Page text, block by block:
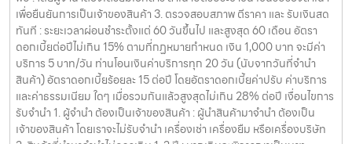
เพื่อยืนยันการเป็นเจ้าของสินค้า 3. ตรวจสอบสภาพ ตีราคา และ รับเงินสด
ทันที : ระยะเวลาผ่อนชำระตั้งแต่ 60 วันขึ้นไป และสูงสุด 60 เดือน อัตรา
ดอกเบี้ยต่อปีไม่เกิน 15% ตามที่กฏหมายกำหนด เงิน 1,000 บาท จะมีค่า
บริการ 5 บาท/วัน ท่านโอนเงินค่าบริการทุก 20 วัน (นับจากวันที่จำนำ
สินค้า) อัตราดอกเบี้ยร้อยละ 15 ต่อปี โดยอัตราดอกเบี้ยค่าปรับ ค่าบริการ
และค่าธรรมเนียม ใดๆ เมื่อรวมกันแล้วสูงสุดไม่เกิน 28% ต่อปี เงื่อนไขการ
รับจำนำ 1. ผู้จำนำ ต้องเป็นเจ้าของสินค้า : ผู้นำสินค้ามาจำนำ ต้องเป็น
เจ้าของสินค้า โดยเราจะไม่รับจำนำ เครื่องเช่า เครื่องยืม หรือเครื่องบริษัท